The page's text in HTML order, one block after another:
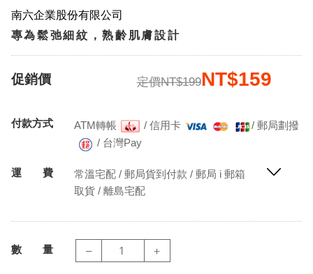
南六企業股份有限公司
專為鬆弛細紋，熟齡肌膚設計
促銷價 NT$159
定價NT$199
付款方式 ATM轉帳 / 信用卡 / 郵局劃撥
/ 台灣Pay
運 費
常溫宅配 / 郵局貨到付款 / 郵局 i 郵箱
取貨 / 離島宅配
數 量 – ＋